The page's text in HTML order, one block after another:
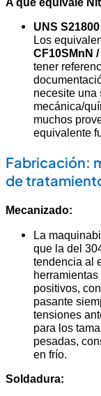
UNS S21800
Los
CF10SMnN
tener
necesite una
mecánica/
muchos
equivalente
Fabricación:
de
Mecanizado:
La
que la del
tendencia al
positivos,
pasante
tensiones
para los
pesadas,
en frío.
Soldadura: